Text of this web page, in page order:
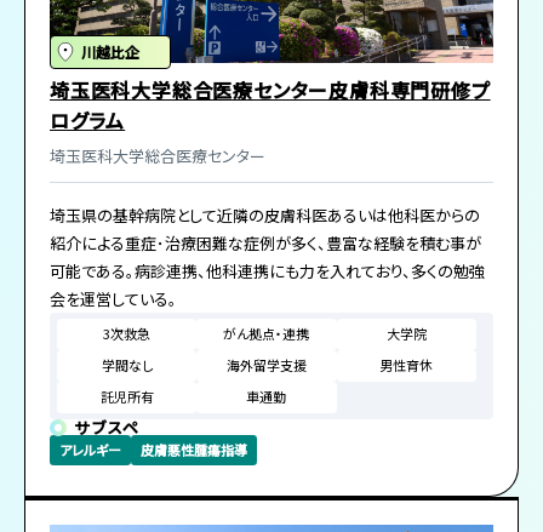
川越比企
埼玉医科大学総合医療センター皮膚科専門研修プ
ログラム
埼玉医科大学総合医療センター
埼玉県の基幹病院として近隣の皮膚科医あるいは他科医からの
紹介による重症･治療困難な症例が多く、豊富な経験を積む事が
可能である。病診連携、他科連携にも力を入れており、多くの勉強
会を運営している。
3次救急 がん拠点・連携
大学院
学閥なし
海外留学支援
男性育休
託児所有
車通勤
サブスペ
アレルギー 皮膚悪性腫瘍指導